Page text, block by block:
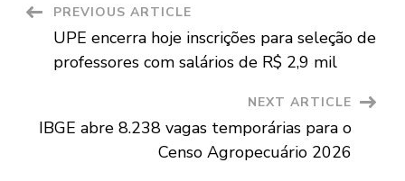
Post
Navigation
PREVIOUS ARTICLE
UPE encerra hoje inscrições para seleção de
professores com salários de R$ 2,9 mil
NEXT ARTICLE
IBGE abre 8.238 vagas temporárias para o
Censo Agropecuário 2026